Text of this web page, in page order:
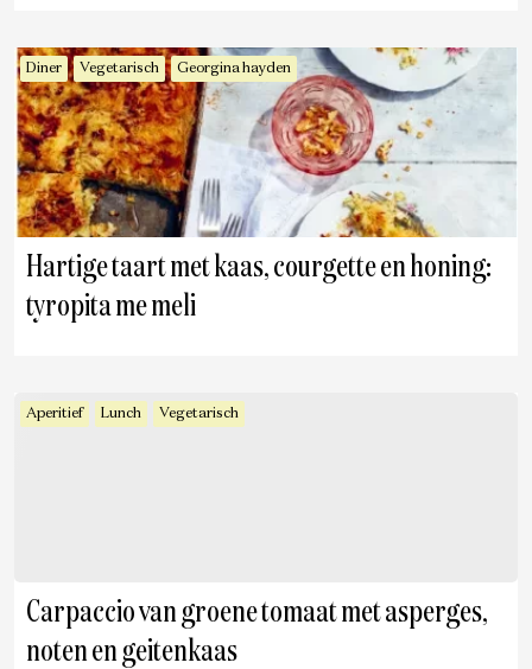
Diner Vegetarisch Georgina hayden
Hartige taart met kaas, courgette en honing:
tyropita me meli
Aperitief Lunch Vegetarisch
Carpaccio van groene tomaat met asperges,
noten en geitenkaas